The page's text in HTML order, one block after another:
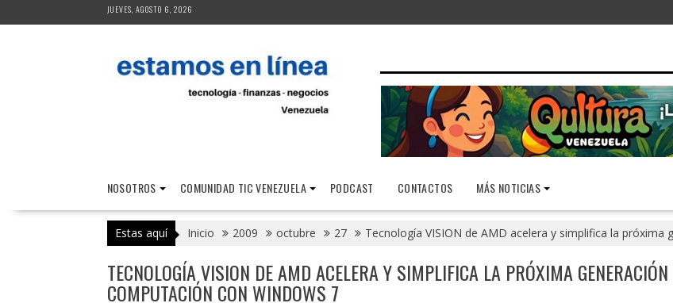
al
JUEVES, AGOSTO 6, 2026
NOSOTROS COMUNIDAD TIC VENEZUELA PODCAST CONTACTOS MÁS NOTICIAS
Estas aquí Inicio 2009 octubre 27 Tecnología VISION de AMD acelera y simplifica la
TECNOLOGÍA VISION DE AMD ACELERA Y SIMPLIFICA LA PRÓXIMA GENERACIÓN
COMPUTACIÓN CON WINDOWS 7